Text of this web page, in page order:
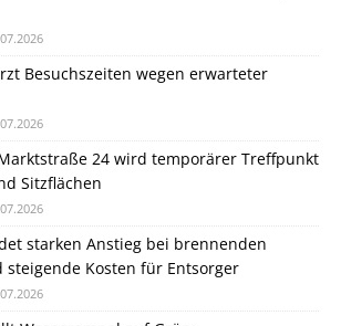
Besuchszeiten wegen erwarteter
24 wird temporärer Treffpunkt
Sitzflächen
starken Anstieg bei brennenden
Kosten für Entsorger